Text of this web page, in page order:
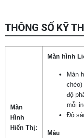
THÔNG SỐ KỸ
Màn
Hình
Hiển Thị:
Màn hình
Màn
chéo)
độ
mỗi
Độ
Màu